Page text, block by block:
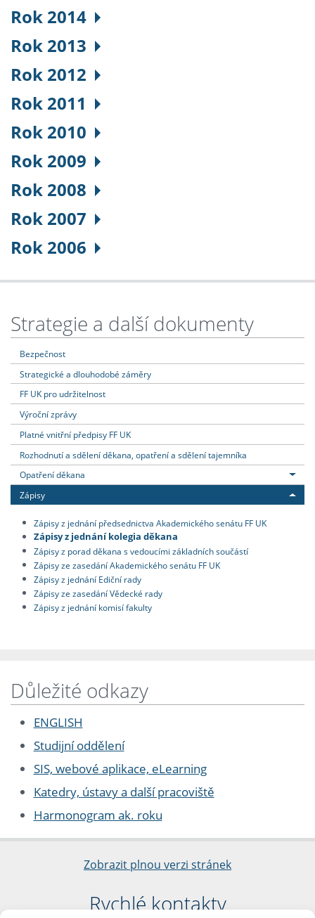
Rok 2014
Rok 2013
Rok 2012
Rok 2011
Rok 2010
Rok 2009
Rok 2008
Rok 2007
Rok 2006
Strategie a další dokumenty
Bezpečnost
Strategické a dlouhodobé záměry
FF UK pro udržitelnost
Výroční zprávy
Platné vnitřní předpisy FF UK
Rozhodnutí a sdělení děkana, opatření a sdělení tajemníka
Opatření děkana
Zápisy
Zápisy z jednání předsednictva Akademického senátu FF UK
Zápisy z jednání kolegia děkana
Zápisy z porad děkana s vedoucími základních součástí
Zápisy ze zasedání Akademického senátu FF UK
Zápisy z jednání Ediční rady
Zápisy ze zasedání Vědecké rady
Zápisy z jednání komisí fakulty
Důležité odkazy
ENGLISH
Studijní oddělení
SIS, webové aplikace, eLearning
Katedry, ústavy a další pracoviště
Harmonogram ak. roku
Zobrazit plnou verzi stránek
Rychlé kontakty